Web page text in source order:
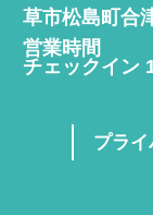
草市松島町合
営業時間
チェックイン
プラ